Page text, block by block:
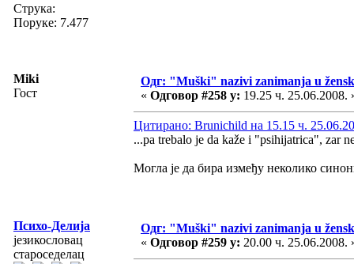
Струка:
Поруке: 7.477
Miki
Гост
Одг: "Muški" nazivi zanimanja u
« Одговор #258 у: 19.25 ч. 25.06.2008.
Цитирано: Brunichild на 15.15 ч.
...pa trebalo je da kaže i "psihijatrica", zar
Могла је да бира између неколико
Психо-Делија
језикословац
староседелац
Одг: "Muški" nazivi zanimanja u
« Одговор #259 у: 20.00 ч. 25.06.2008.